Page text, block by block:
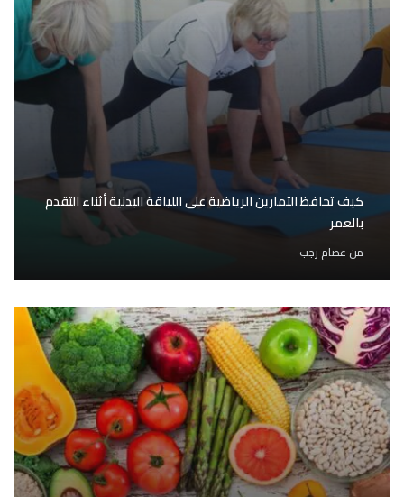
كيف تحافظ التمارين الرياضية على اللياقة البدنية أثناء التقدم
بالعمر
من عصام رجب